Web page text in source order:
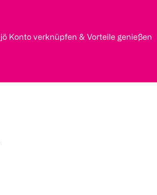
jö Konto verknüpfen & Vorteile genießen